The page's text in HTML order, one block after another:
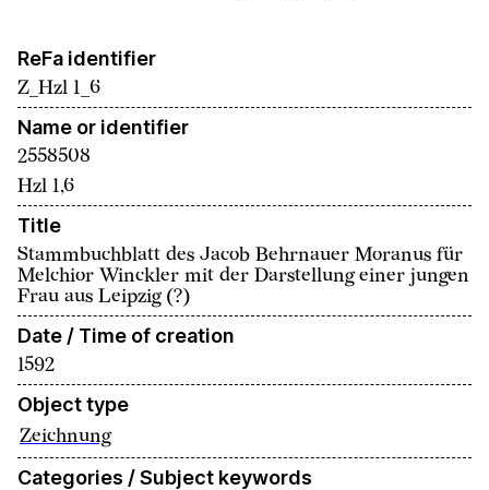
ReFa identifier
Z_Hzl 1_6
Name or identifier
2558508
Hzl 1,6
Title
Stammbuchblatt des Jacob Behrnauer Moranus für
Melchior Winckler mit der Darstellung einer jungen
Frau aus Leipzig (?)
Date / Time of creation
1592
Object type
Zeichnung
Categories / Subject keywords